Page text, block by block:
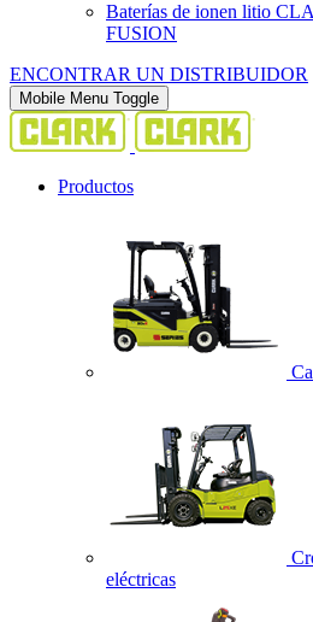
Baterías de ionen litio
FUSION
ENCONTRAR UN DISTRIBUIDOR
Mobile Menu Toggle
Productos
eléctricas